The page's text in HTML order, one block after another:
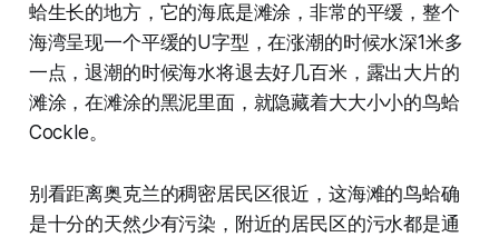
蛤生长的地方，它的海底是滩涂，非常的平缓，整个
海湾呈现一个平缓的U字型，在涨潮的时候水深1米多
一点，退潮的时候海水将退去好几百米，露出大片的
滩涂，在滩涂的黑泥里面，就隐藏着大大小小的鸟蛤
Cockle。
别看距离奥克兰的稠密居民区很近，这海滩的鸟蛤确
是十分的天然少有污染，附近的居民区的污水都是通